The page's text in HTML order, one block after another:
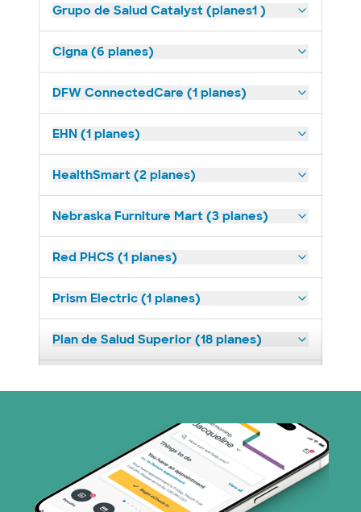
Grupo de Salud Catalyst (planes1 )
Cigna (6 planes)
DFW ConnectedCare (1 planes)
EHN (1 planes)
HealthSmart (2 planes)
Nebraska Furniture Mart (3 planes)
Red PHCS (1 planes)
Prism Electric (1 planes)
Plan de Salud Superior (18 planes)
WellMed (11 planes)